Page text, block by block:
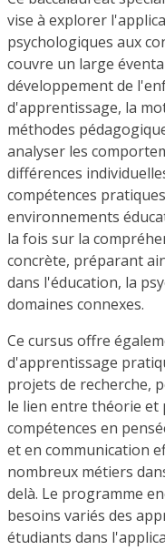
vise à explorer
psychologiques aux
couvre un large
développement de
d'apprentissage, la
méthodes
analyser les
différences
compétences
environnements
la fois sur la
concrète, préparant
dans l'éducation, la
domaines connexes.
Ce cursus offre
d'apprentissage
projets de recherche,
le lien entre théorie et
compétences en
et en communication
nombreux métiers
delà. Le programme
besoins variés des
étudiants dans